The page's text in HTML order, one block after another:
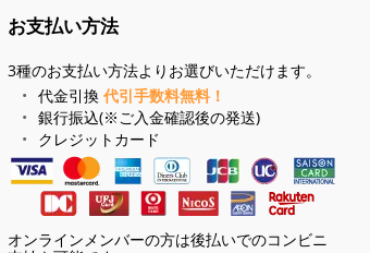
お支払い方法
3種のお支払い方法よりお選びいただけます。
代金引換 代引手数料無料！
銀行振込(※ご入金確認後の発送)
クレジットカード
オンラインメンバーの方は後払いでのコンビニ